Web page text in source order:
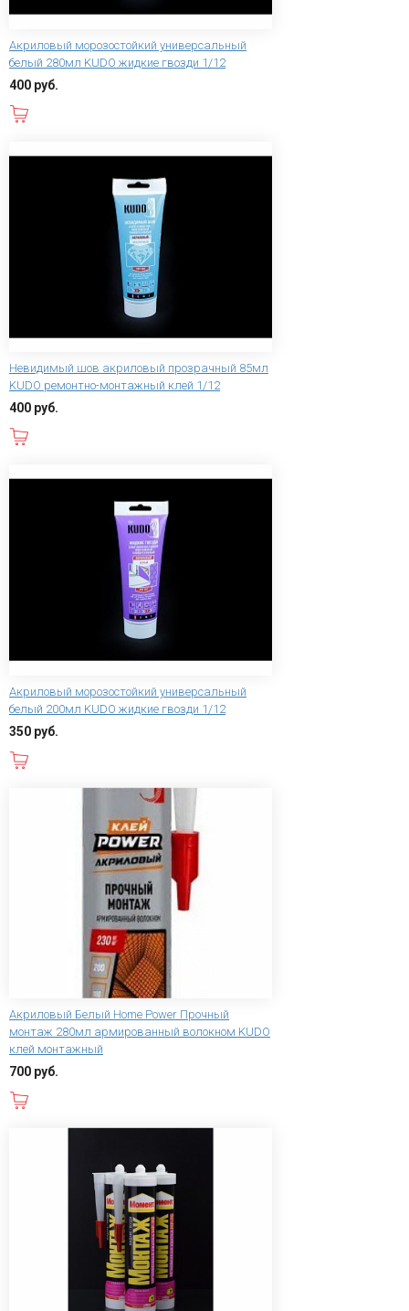
Акриловый морозостойкий универсальный
белый 280мл KUDO жидкие гвозди 1/12
400 руб.
Невидимый шов акриловый прозрачный 85мл
KUDO ремонтно-монтажный клей 1/12
400 руб.
Акриловый морозостойкий универсальный
белый 200мл KUDO жидкие гвозди 1/12
350 руб.
Акриловый Белый Home Power Прочный
монтаж 280мл армированный волокном KUDO
клей монтажный
700 руб.